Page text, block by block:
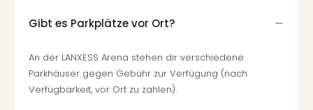
Gibt es Parkplätze vor Ort?
An der LANXESS Arena stehen dir verschiedene
Parkhäuser gegen Gebühr zur Verfügung (nach
Verfügbarkeit, vor Ort zu zahlen).